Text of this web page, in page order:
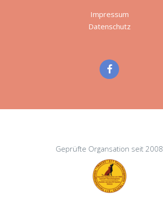
Impressum
Datenschutz
Geprüfte Organsation seit 2008